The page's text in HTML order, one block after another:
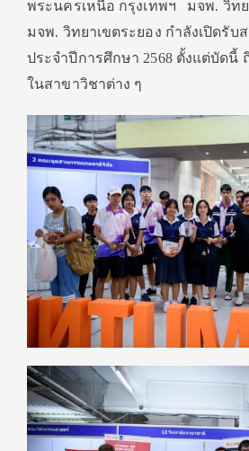
พระนครเหนือ กรุงเทพฯ
มจพ. วิท
มจพ. วิทยาเขตระยอง กำลังเปิดรั
ประจำปีการศึกษา 2568 ตั้งแต่บัดนี้
ในสาขาวิชาต่าง ๆ